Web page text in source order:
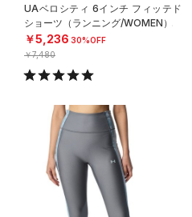
UAベロシティ 6インチ フィッテド
ショーツ（ランニング/WOMEN）
￥5,236 30%OFF
￥7,480